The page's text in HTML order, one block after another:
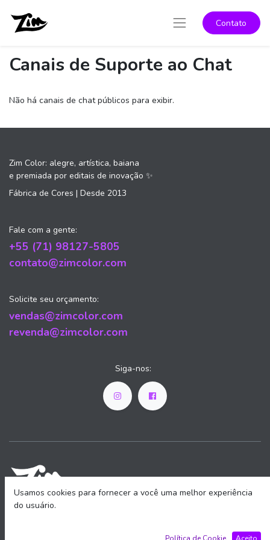
Contato
Canais de Suporte ao Chat
Não há canais de chat públicos para exibir.
Zim Color: alegre, artística, baiana
e premiada por editais de inovação ✨
Fábrica de Cores | Desde 2013
Fale com a gente:
+55 (71) 98127-5805
contato@zimcolor.com
Solicite seu orçamento:
vendas@zimcolor.com
revenda@zimcolor.com
Siga-nos:
Usamos cookies para fornecer a você uma melhor experiência
do usuário.